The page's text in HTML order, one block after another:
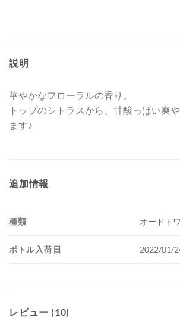
説明
華やかなフローラルの香り。
トップのシトラスから、甘酸っぱい爽
ます♪
追加情報
種類 オードト
ボトル入荷日 2022/01/
レビュー (10)